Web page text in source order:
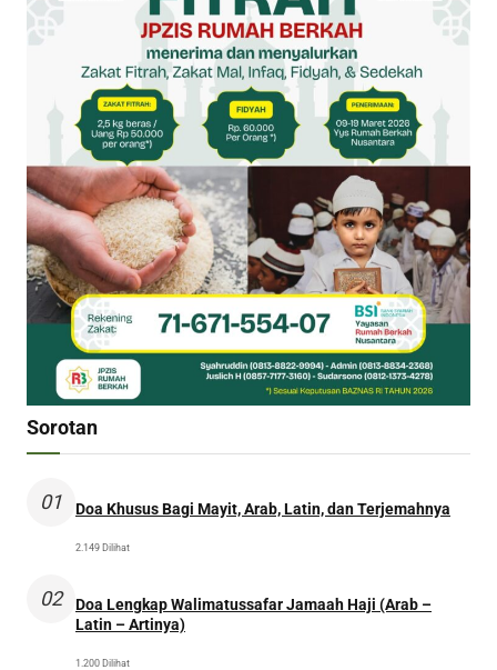
Sorotan
01 Doa Khusus Bagi Mayit, Arab, Latin, dan Terjemahnya
2.149 Dilihat
02
Doa Lengkap Walimatussafar Jamaah Haji (Arab –
Latin – Artinya)
1.200 Dilihat